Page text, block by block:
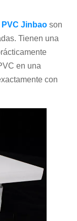
Jinbao son
Tienen una
en una
con